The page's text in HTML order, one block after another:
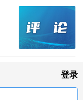
登录